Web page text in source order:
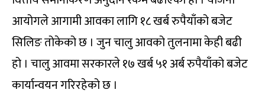
आयोगले आगामी आवका लागि १८ खर्ब रुपैयाँको बजेट
सिलिङ तोकेको छ । जुन चालु आवको तुलनामा केही बढी
हो । चालु आवमा सरकारले १७ खर्ब ५१ अर्ब रुपैयाँको बजेट
कार्यान्वयन गरिरहेको छ ।